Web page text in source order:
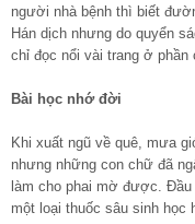
người nhà bệnh thì biết
Hán dịch nhưng do quyển
chỉ đọc nổi vài trang ở
Bài học nhớ đời
Khi xuất ngũ về quê, mưa
nhưng những con chữ đã
làm cho phai mờ được.
một loại thuốc sâu sinh học